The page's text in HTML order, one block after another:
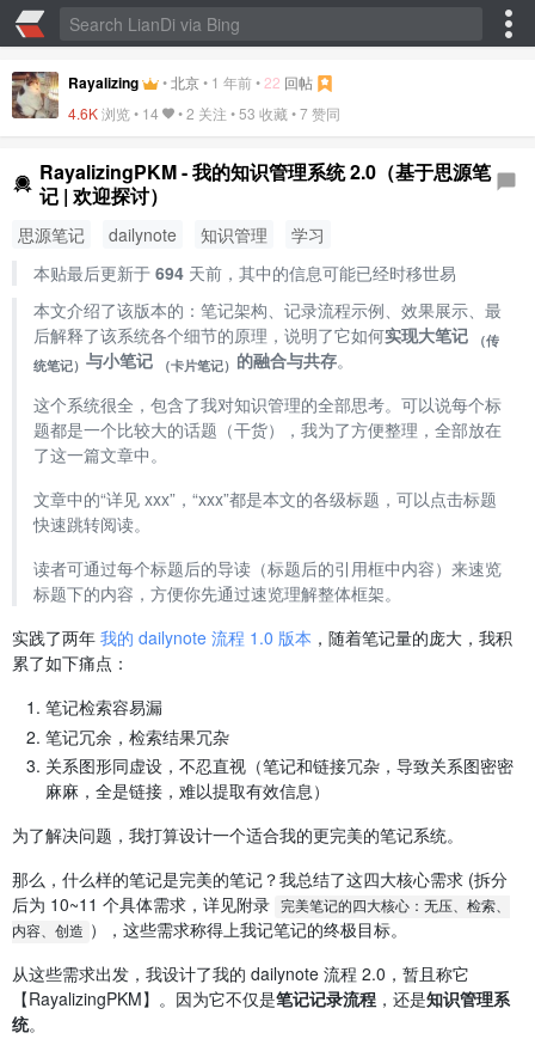
Rayalizing •北京• 1 年前• 22 回帖
4.6K浏览 • 14 • 2 关注 •53 收藏 •7 赞同
RayalizingPKM - 我的知识管理系统 2.0（基于思源笔
记 | 欢迎探讨）
思源笔记 dailynote 知识管理
学习
本贴最后更新于 694天前，其中的信息可能已经时移世易
本文介绍了该版本的：笔记架构、记录流程示例、效果展示、最
后解释了该系统各个细节的原理，说明了它如何实现大笔记
（传
统笔记） 与小笔记 （卡片笔记） 的融合与共存。
这个系统很全，包含了我对知识管理的全部思考。可以说每个标
题都是一个比较大的话题（干货），我为了方便整理，全部放在
了这一篇文章中。
文章中的“详见 xxx”，“xxx”都是本文的各级标题，可以点击标题
快速跳转阅读。
读者可通过每个标题后的导读（标题后的引用框中内容）来速览
标题下的内容，方便你先通过速览理解整体框架。
实践了两年 我的 dailynote 流程 1.0 版本 ，随着笔记量的庞大，我积
累了如下痛点：
笔记检索容易漏
笔记冗余，检索结果冗杂
关系图形同虚设，不忍直视（笔记和链接冗杂，导致关系图密密
麻麻，全是链接，难以提取有效信息）
为了解决问题，我打算设计一个适合我的更完美的笔记系统。
那么，什么样的笔记是完美的笔记？我总结了这四大核心需求 (拆分
后为 10~11 个具体需求，详见附录
完美笔记的四大核心：无压、检索、
内容、创造 ），这些需求称得上我记笔记的终极目标。
从这些需求出发，我设计了我的 dailynote 流程 2.0，暂且称它
【RayalizingPKM】。因为它不仅是笔记记录流程 ，还是知识管理系
统。